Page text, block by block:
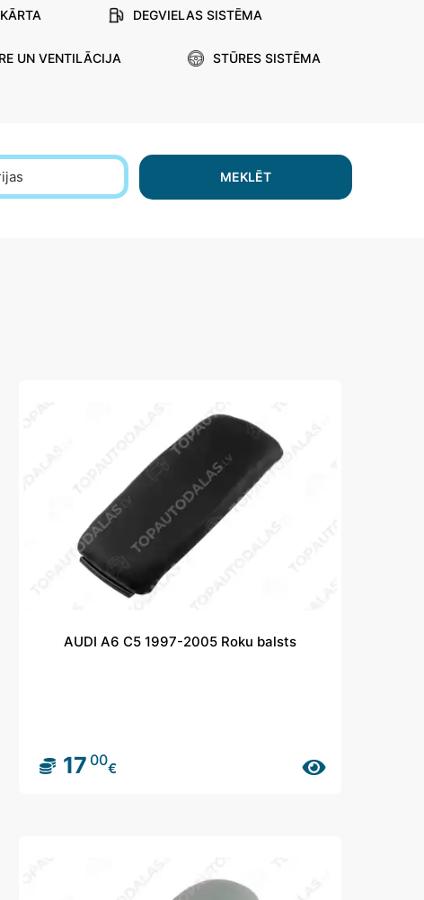
DEGVIELAS SISTĒMA
UN VENTILĀCIJA STŪRES SISTĒMA
MEKLĒT
AUDI A6 C5 1997-2005 Roku balsts
17 00€